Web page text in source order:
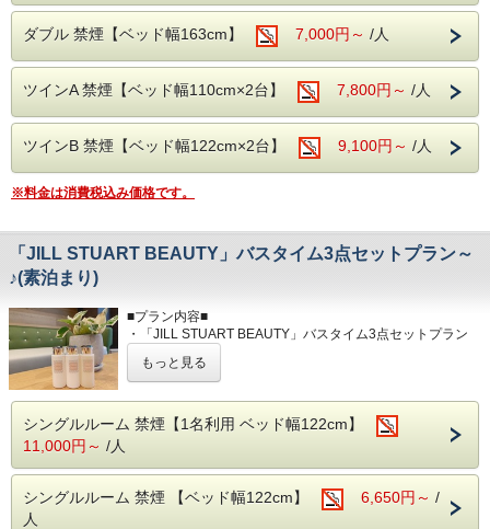
ホンにてお知らせくださいませ。（開錠にはルームカード
・料金は前払い制となります。チェックイン時にご精算をお
願い致し
・当ホテルは朝食とランドリーサービスを行なっておりませ
ん。
■新型コロナウィルス対策■
・チェックイン時に、身分証明書（免許証、保険証、マイナ
ンバー
カード、パスポート等）をご提示いただく場合がございま
す。
・飛沫感染防止の為、ご来館の際、館内ご移動の際は、マス
ご協力をお願いいたします。
・玄関、館内ロビーに手指消毒 液の設置
・館内・客室の消毒の徹底
・フロントカウンターにてソーシャルディスタンスのキープ
・客室に消毒剤の設置
全米No.1サータ社製マットレス/Wi-Fi接続無料/バス/シャワ
ー/
洗浄機付きトイレ/調整可能な空調設備/液晶TV/ドライヤー/
をお願い致します。
・セキリティ上深夜0時～6時までは正面入口が閉まってい
ダブル 禁煙【ベッド幅163cm】 7,000円～ /人
ツインA 禁煙【ベッド幅110cm×2台】 7,800円～ /人
ツインB 禁煙【ベッド幅122cm×2台】 9,100円～ /人
※料金は消費税込み価格です。
「JILL STUART BEAUTY」バスタイム3点セットプラン～
♪(素泊まり)
■プラン内容■
・「JILL STUART BEAUTY」バスタイム3点セットプラン
リラックスした時間を過ごしたい時や、自分へのちょっとし
たご褒美にもおす
すめ。
（シャンプー、コンディショナー、シャワージェル）
※大人2名様予約の場合は、2セット付です。
もっと見る
シングルルーム 禁煙【1名利用 ベッド幅122cm】
11,000円～ /人
シングルルーム 禁煙 【ベッド幅122cm】 6,650円～ /
人